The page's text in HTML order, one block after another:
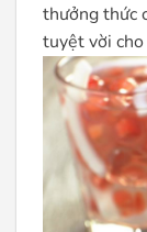
thưởng thức
tuyệt vời